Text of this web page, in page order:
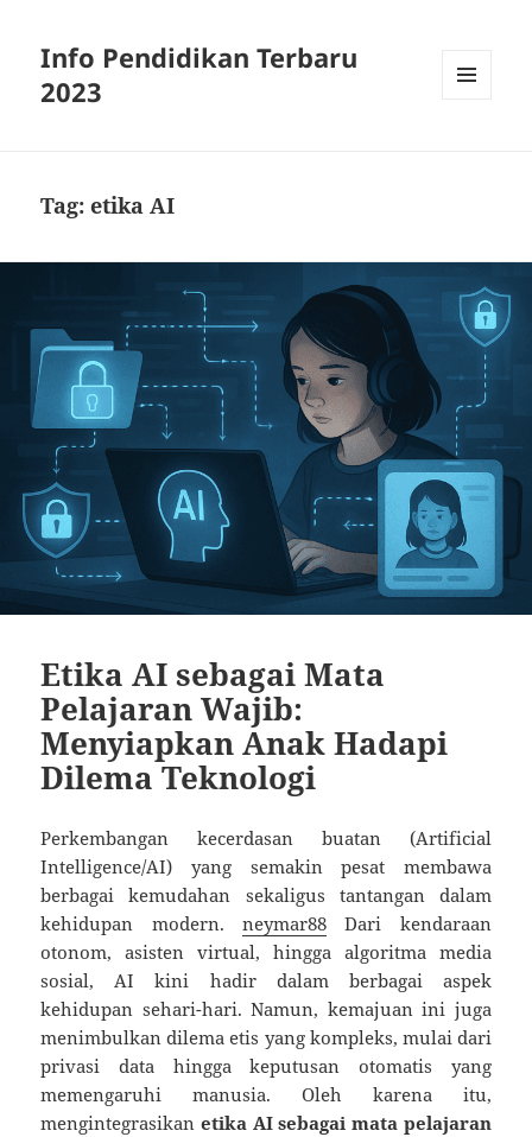
Info Pendidikan Terbaru
2023
Tag:etika AI
Etika AI sebagai Mata
Pelajaran Wajib:
Menyiapkan Anak Hadapi
Dilema Teknologi
Perkembangan kecerdasan buatan (Artificial
Intelligence/AI) yang semakin pesat membawa
berbagai kemudahan sekaligus tantangan dalam
kehidupan modern. neymar88 Dari kendaraan
otonom, asisten virtual, hingga algoritma media
sosial, AI kini hadir dalam berbagai aspek
kehidupan sehari-hari. Namun, kemajuan ini juga
menimbulkan dilema etis yang kompleks, mulai dari
privasi data hingga keputusan otomatis yang
memengaruhi manusia. Oleh karena itu,
mengintegrasikanetika AI sebagai mata pelajaran